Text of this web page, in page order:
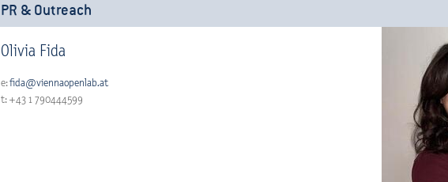
PR & Outreach
Olivia Fida
e:fida@viennaopenlab.at
t: +43 1 790444599